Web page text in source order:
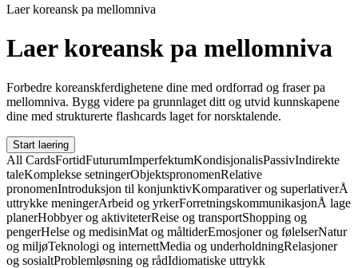
Laer koreansk pa mellomniva
Laer koreansk pa mellomniva
Forbedre koreanskferdighetene dine med ordforrad og fraser pa
mellomniva. Bygg videre pa grunnlaget ditt og utvid kunnskapene
dine med strukturerte flashcards laget for norsktalende.
Start laering
All CardsFortidFuturumImperfektumKondisjonalisPassivIndirekte
taleKomplekse setningerObjektspronomenRelative
pronomenIntroduksjon til konjunktivKomparativer og superlativerÅ
uttrykke meningerArbeid og yrkerForretningskommunikasjonÅ lage
planerHobbyer og aktiviteterReise og transportShopping og
pengerHelse og medisinMat og måltiderEmosjoner og følelserNatur
og miljøTeknologi og internettMedia og underholdningRelasjoner
og sosialtProblemløsning og rådIdiomatiske uttrykk